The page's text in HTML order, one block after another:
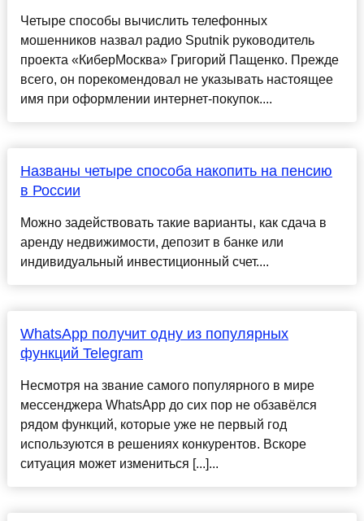
Четыре способы вычислить телефонных
мошенников назвал радио Sputnik руководитель
проекта «КиберМосква» Григорий Пащенко. Прежде
всего, он порекомендовал не указывать настоящее
имя при оформлении интернет-покупок....
Названы четыре способа накопить на пенсию
в России
Можно задействовать такие варианты, как сдача в
аренду недвижимости, депозит в банке или
индивидуальный инвестиционный счет....
WhatsApp получит одну из популярных
функций Telegram
Несмотря на звание самого популярного в мире
мессенджера WhatsApp до сих пор не обзавёлся
рядом функций, которые уже не первый год
используются в решениях конкурентов. Вскоре
ситуация может измениться [...]...